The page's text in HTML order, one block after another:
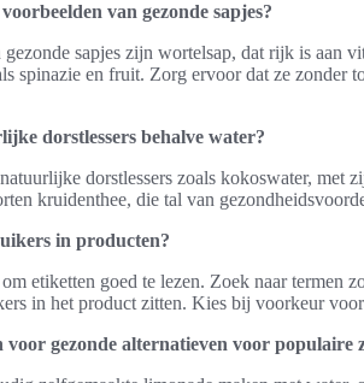
van gezonde sapjes?
sapjes zijn wortelsap, dat rijk is aan
spinazie en fruit. Zorg ervoor dat ze zonder
dorstlessers behalve water?
dorstlessers zoals kokoswater, met
kruidenthee, die tal van
in producten?
etiketten goed te lezen. Zoek naar termen
in het product zitten. Kies bij voorkeur
voor gezonde alternatieven voor populaire